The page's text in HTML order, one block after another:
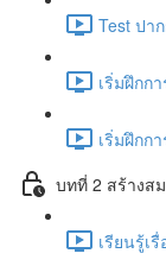
Test ปา
เริ่มฝึกก
เริ่มฝึกก
บทที่ 2 สร้างส
เรียนรู้เ